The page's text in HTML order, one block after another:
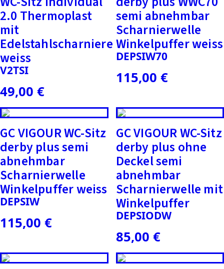
2.0 Thermoplast
mit
Edelstahlscharniere
weiss
V2TSI
49,00 €
semi abnehmbar
Scharnierwelle
Winkelpuffer weiss
DEPSIW70
115,00 €
GC VIGOUR WC-Sitz
derby plus semi
abnehmbar
Scharnierwelle
Winkelpuffer weiss
DEPSIW
115,00 €
GC VIGOUR WC-Sitz
derby plus ohne
Deckel semi
abnehmbar
Scharnierwelle mit
Winkelpuffer
DEPSIODW
85,00 €